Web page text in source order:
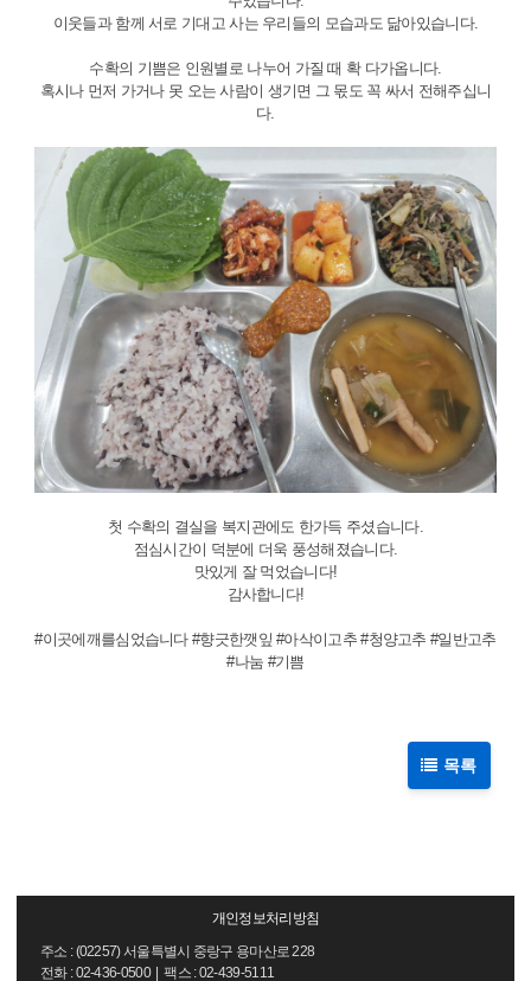
이웃들과 함께 서로 기대고 사는 우리들의 모습과도 닮아있습니다.
수확의 기쁨은 인원별로 나누어 가질 때 확 다가옵니다.
혹시나 먼저 가거나 못 오는 사람이 생기면 그 몫도 꼭 싸서 전해주십니
다.
첫 수확의 결실을 복지관에도 한가득 주셨습니다.
점심시간이 덕분에 더욱 풍성해졌습니다.
맛있게 잘 먹었습니다!
감사합니다!
#이곳에깨를심었습니다 #향긋한깻잎 #아삭이고추 #청양고추 #일반고추
#나눔 #기쁨
목록
개인정보처리방침
주소 : (02257) 서울특별시 중랑구 용마산로 228
전화 : 02-436-0500 | 팩스 : 02-439-5111